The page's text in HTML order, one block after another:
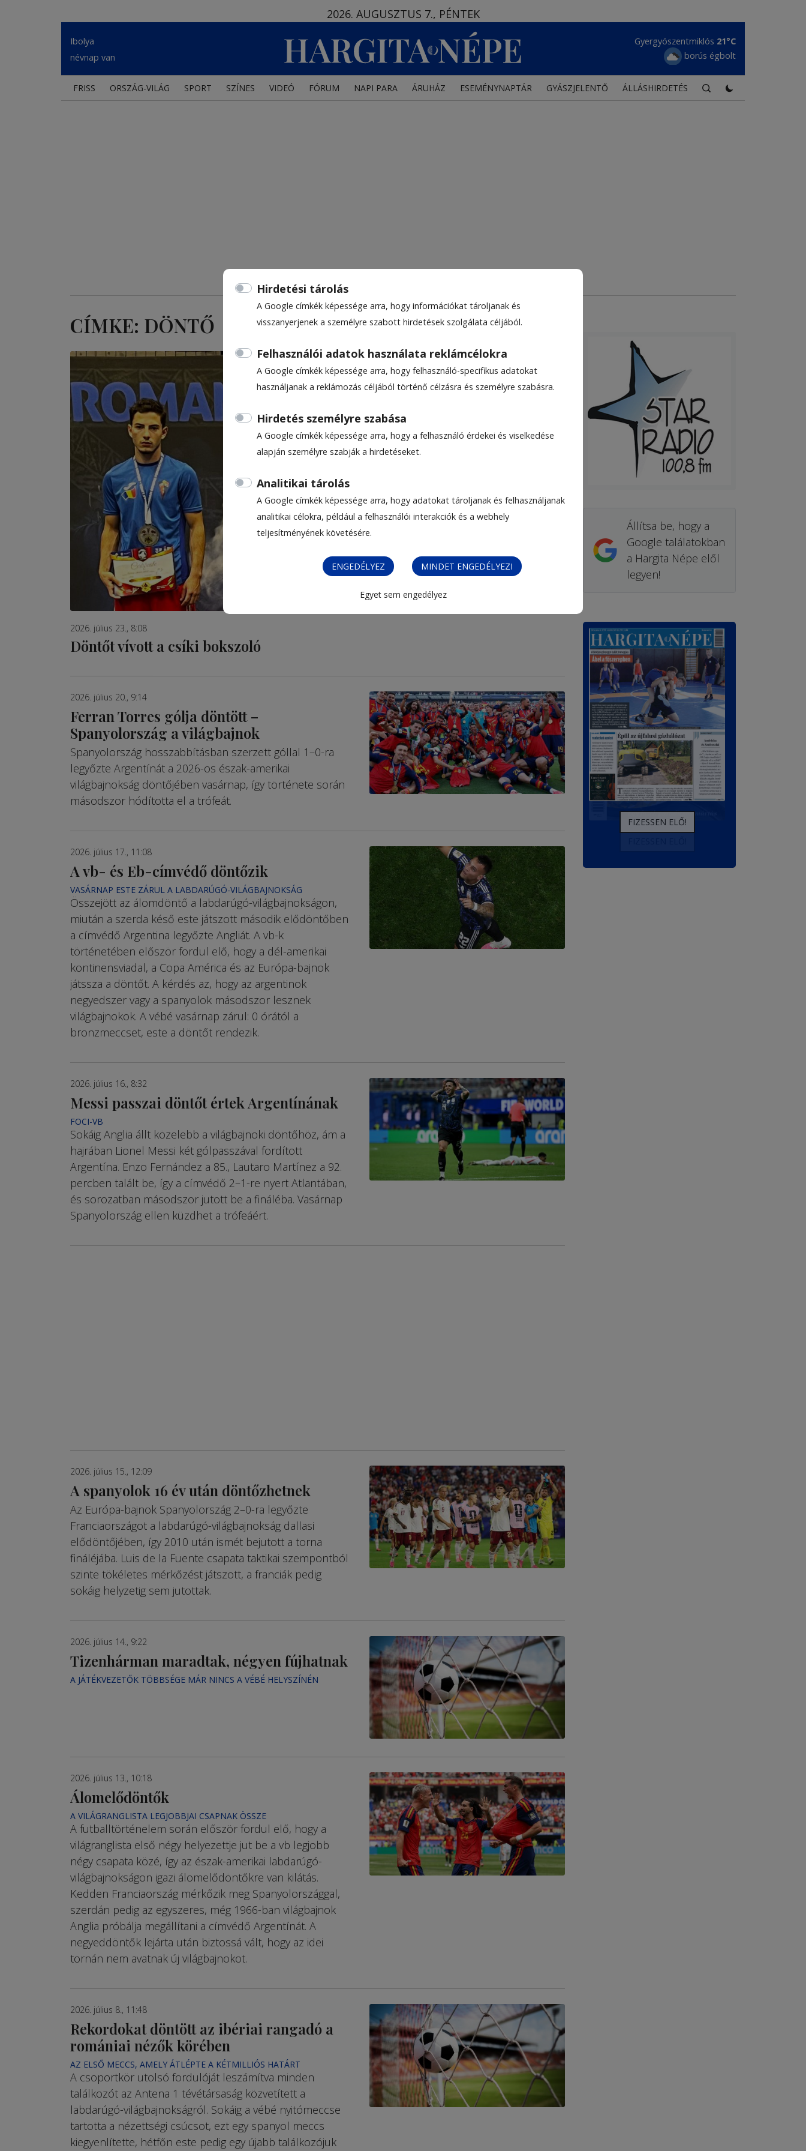
Hirdetési tárolás
A Google címkék képessége arra, hogy információkat tároljanak és
visszanyerjenek a személyre szabott hirdetések szolgálata céljából.
Felhasználói adatok használata reklámcélokra
A Google címkék képessége arra, hogy felhasználó-specifikus adatokat
használjanak a reklámozás céljából történő célzásra és személyre szabásra.
Hirdetés személyre szabása
A Google címkék képessége arra, hogy a felhasználó érdekei és viselkedése
alapján személyre szabják a hirdetéseket.
Analitikai tárolás
A Google címkék képessége arra, hogy adatokat tároljanak és felhasználjanak
analitikai célokra, például a felhasználói interakciók és a webhely
teljesítményének követésére.
ENGEDÉLYEZ MINDET ENGEDÉLYEZI
Egyet sem engedélyez
2026. AUGUSZTUS 7., PÉNTEK
Ibolya
névnap van
Gyergyószentmiklós 21°C
borús égbolt
FRISS ORSZÁG-VILÁG SPORT SZÍNES VIDEÓ FÓRUM NAPI PARA ÁRUHÁZ ESEMÉNYNAPTÁR GYÁSZJELENTŐ ÁLLÁSHIRDETÉS
CÍMKE: DÖNTŐ
2026. július 23., 8:08
Döntőt vívott a csíki bokszoló
2026. július 20., 9:14
Ferran Torres gólja döntött –
Spanyolország a világbajnok
Spanyolország hosszabbításban szerzett góllal 1–0-ra
legyőzte Argentínát a 2026-os észak-amerikai
világbajnokság döntőjében vasárnap, így története során
másodszor hódította el a trófeát.
2026. július 17., 11:08
A vb- és Eb-címvédő döntőzik
VASÁRNAP ESTE ZÁRUL A LABDARÚGÓ-VILÁGBAJNOKSÁG
Összejött az álomdöntő a labdarúgó-világbaj­nok­ságon,
miután a szerda késő este játszott második elődöntőben
a címvédő Argentina legyőzte Angliát. A vb-k
történetében először fordul elő, hogy a dél-amerikai
kontinensviadal, a Copa América és az Európa-bajnok
játssza a döntőt. A kérdés az, hogy az argentinok
negyedszer vagy a spanyolok másodszor lesznek
világbajnokok. A vébé vasárnap zárul: 0 órától a
bronzmeccset, este a döntőt rendezik.
2026. július 16., 8:32
Messi passzai döntőt értek Argentínának
FOCI-VB
Sokáig Anglia állt közelebb a világbajnoki döntőhöz, ám a
hajrában Lionel Messi két gólpasszával fordított
Argentína. Enzo Fernández a 85., Lautaro Martínez a 92.
percben talált be, így a címvédő 2–1-re nyert Atlantában,
és sorozatban másodszor jutott be a fináléba. Vasárnap
Spanyolország ellen küzdhet a trófeáért.
2026. július 15., 12:09
A spanyolok 16 év után döntőzhetnek
Az Európa-bajnok Spanyolország 2–0-ra legyőzte
Franciaországot a labdarúgó-világbajnokság dallasi
elődöntőjében, így 2010 után ismét bejutott a torna
fináléjába. Luis de la Fuente csapata taktikai szempontból
szinte tökéletes mérkőzést játszott, a franciák pedig
sokáig helyzetig sem jutottak.
2026. július 14., 9:22
Tizenhárman maradtak, négyen fújhatnak
A JÁTÉKVEZETŐK TÖBBSÉGE MÁR NINCS A VÉBÉ HELYSZÍNÉN
2026. július 13., 10:18
Álomelődöntők
A VILÁGRANGLISTA LEGJOBBJAI CSAPNAK ÖSSZE
A futballtörténelem során először fordul elő, hogy a
világranglista első négy helyezettje jut be a vb legjobb
négy csapata közé, így az észak-amerikai labdarúgó-
világbaj­nokságon igazi álomelődöntőkre van kilátás.
Kedden Franciaország mér­kőzik meg Spanyolországgal,
szerdán pedig az egyszeres, még 1966-ban világbajnok
Anglia próbálja megállítani a címvédő Argentínát. A
negyeddöntők lejárta után biztossá vált, hogy az idei
tornán nem avatnak új világbajnokot.
2026. július 8., 11:48
Rekordokat döntött az ibériai rangadó a
romániai nézők körében
AZ ELSŐ MECCS, AMELY ÁTLÉPTE A KÉTMILLIÓS HATÁRT
A csoportkör utolsó fordulóját leszámítva minden
találkozót az Antena 1 tévétársaság közvetített a
labdarúgó-világbajnokságról. Sokáig a vébé nyitómeccse
tartotta a nézettségi csúcsot, ezt egy spanyol meccs
kiegyenlítette, hétfőn este pedig egy újabb találkozójuk
Állítsa be, hogy a
Google találatokban
a Hargita Népe elől
legyen!
FIZESSEN ELŐ!